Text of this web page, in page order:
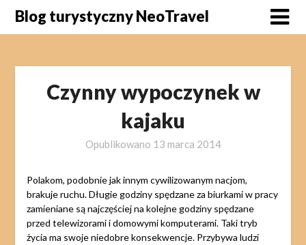
SkipBlog turystyczny NeoTravel
Czynny wypoczynek w
kajaku
Opublikowano 13 marca 2014
Polakom, podobnie jak innym cywilizowanym nacjom,
brakuje ruchu. Długie godziny spędzane za biurkami w pracy
zamieniane są najczęściej na kolejne godziny spędzane
przed telewizorami i domowymi komputerami. Taki tryb
życia ma swoje niedobre konsekwencje. Przybywa ludzi